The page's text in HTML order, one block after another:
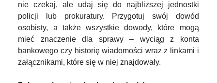
nie czekaj, ale udaj się do najbliższej jednostki
policji lub prokuratury. Przygotuj swój dowód
osobisty, a także wszystkie dowody, które mogą
mieć znaczenie dla sprawy – wyciąg z konta
bankowego czy historię wiadomości wraz z linkami i
załącznikami, które się w niej znajdowały.